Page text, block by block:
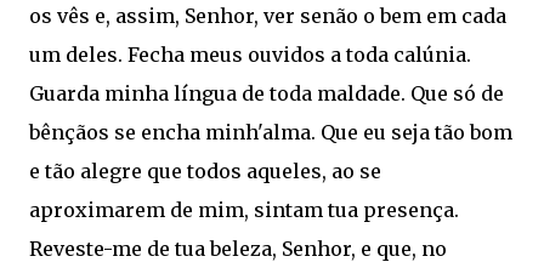
os vês e, assim, Senhor, ver senão o bem em cada
um deles. Fecha meus ouvidos a toda calúnia.
Guarda minha língua de toda maldade. Que só de
bênçãos se encha minh'alma. Que eu seja tão bom
e tão alegre que todos aqueles, ao se
aproximarem de mim, sintam tua presença.
Reveste-me de tua beleza, Senhor, e que, no